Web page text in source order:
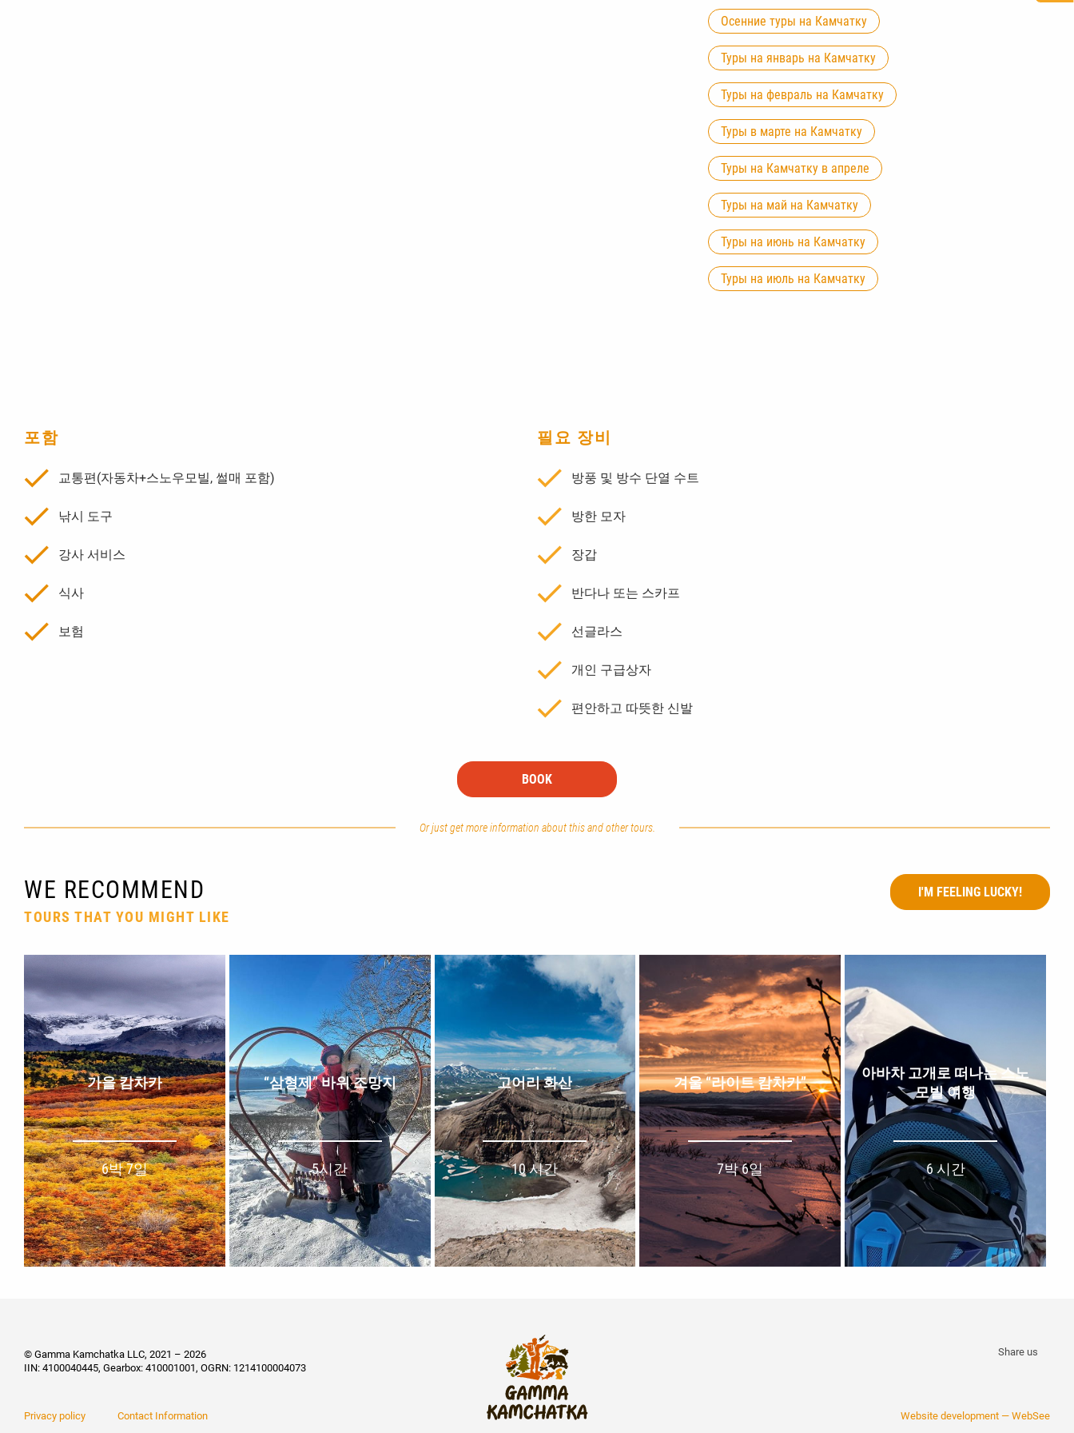
Осенние туры на Камчатку
Туры на январь на Камчатку
Туры на февраль на Камчатку
Туры в марте на Камчатку
Туры на Камчатку в апреле
Туры на май на Камчатку
Туры на июнь на Камчатку
Туры на июль на Камчатку
포함
교통편(자동차+스노우모빌, 썰매 포함)
낚시 도구
강사 서비스
식사
보험
필요 장비
방풍 및 방수 단열 수트
방한 모자
장갑
반다나 또는 스카프
선글라스
개인 구급상자
편안하고 따뜻한 신발
BOOK
Or just get more information about this and other tours.
WE RECOMMEND I'M FEELING LUCKY!
TOURS THAT YOU MIGHT LIKE
가을 캄차카
6박 7일
“삼형제” 바위 조망지
5시간
고어리 화산
10 시간
겨울 “라이트 캄차카”
7박 6일
아바차 고개로 떠나는 스노
모빌 여행
6 시간
© Gamma Kamchatka LLC, 2021 – 2026
IIN: 4100040445, Gearbox: 410001001, OGRN: 1214100004073
Privacy policy Contact Information
Share us
Website development — WebSee